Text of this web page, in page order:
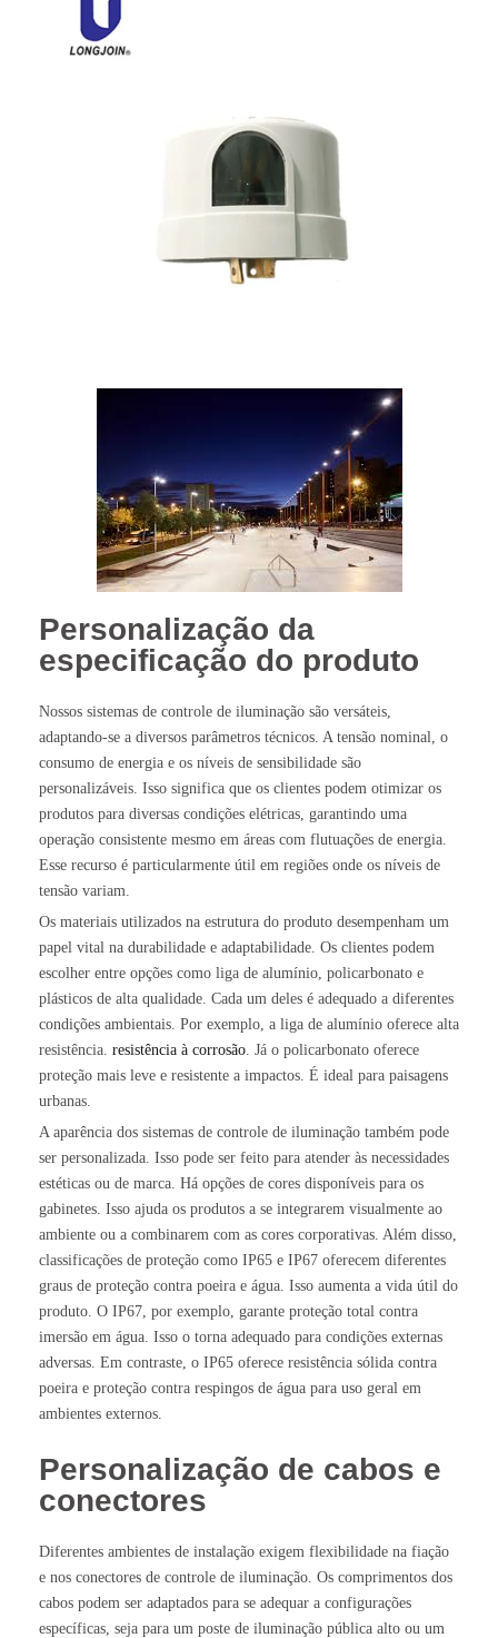
Personalização da
especificação do produto
Nossos sistemas de controle de iluminação são versáteis,
adaptando-se a diversos parâmetros técnicos. A tensão nominal, o
consumo de energia e os níveis de sensibilidade são
personalizáveis. Isso significa que os clientes podem otimizar os
produtos para diversas condições elétricas, garantindo uma
operação consistente mesmo em áreas com flutuações de energia.
Esse recurso é particularmente útil em regiões onde os níveis de
tensão variam.
Os materiais utilizados na estrutura do produto desempenham um
papel vital na durabilidade e adaptabilidade. Os clientes podem
escolher entre opções como liga de alumínio, policarbonato e
plásticos de alta qualidade. Cada um deles é adequado a diferentes
condições ambientais. Por exemplo, a liga de alumínio oferece alta
resistência. resistência à corrosão. Já o policarbonato oferece
proteção mais leve e resistente a impactos. É ideal para paisagens
urbanas.
A aparência dos sistemas de controle de iluminação também pode
ser personalizada. Isso pode ser feito para atender às necessidades
estéticas ou de marca. Há opções de cores disponíveis para os
gabinetes. Isso ajuda os produtos a se integrarem visualmente ao
ambiente ou a combinarem com as cores corporativas. Além disso,
classificações de proteção como IP65 e IP67 oferecem diferentes
graus de proteção contra poeira e água. Isso aumenta a vida útil do
produto. O IP67, por exemplo, garante proteção total contra
imersão em água. Isso o torna adequado para condições externas
adversas. Em contraste, o IP65 oferece resistência sólida contra
poeira e proteção contra respingos de água para uso geral em
ambientes externos.
Personalização de cabos e
conectores
Diferentes ambientes de instalação exigem flexibilidade na fiação
e nos conectores de controle de iluminação. Os comprimentos dos
cabos podem ser adaptados para se adequar a configurações
específicas, seja para um poste de iluminação pública alto ou um